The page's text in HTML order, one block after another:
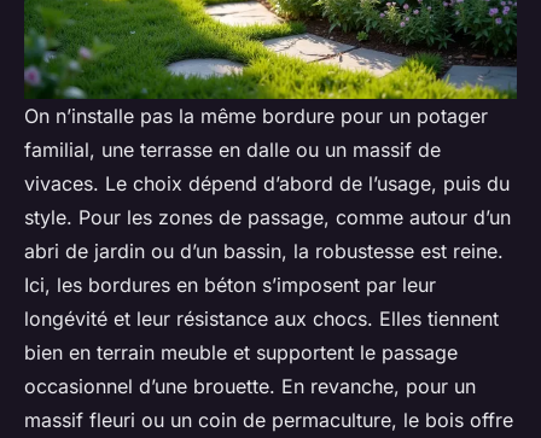
On n’installe pas la même bordure pour un potager
familial, une terrasse en dalle ou un massif de
vivaces. Le choix dépend d’abord de l’usage, puis du
style. Pour les zones de passage, comme autour d’un
abri de jardin ou d’un bassin, la robustesse est reine.
Ici, les bordures en béton s’imposent par leur
longévité et leur résistance aux chocs. Elles tiennent
bien en terrain meuble et supportent le passage
occasionnel d’une brouette. En revanche, pour un
massif fleuri ou un coin de permaculture, le bois offre